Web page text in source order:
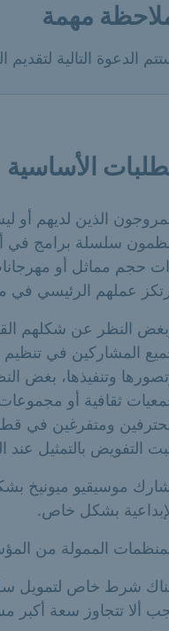
مهمة
الدعوة التالية لتقديم
الأساسية
الذين لديهم أو
سلسلة برامج في
حجم مماثل أو
عملهم الرئيسي في
النظر عن شكلهم
المشاركين في تنظيم
وتنفيذها، بغض
ثقافية أو
ومتفرغين في
التفويض بالتمثيل
موسيقيو ميونيخ
بشكل خاص.
الممولة من
شرط خاص لتمويل